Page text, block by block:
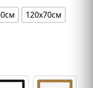
120х70см